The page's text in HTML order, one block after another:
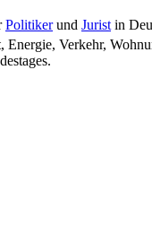
Politikerund Jurist in
Energie, Verkehr,